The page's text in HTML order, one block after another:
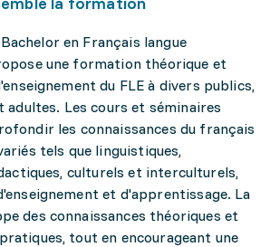
en Français langue
une formation théorique et
du FLE à divers publics,
Les cours et séminaires
les connaissances du français
tels que linguistiques,
culturels et interculturels,
et d'apprentissage. La
des connaissances théoriques et
tout en encourageant une